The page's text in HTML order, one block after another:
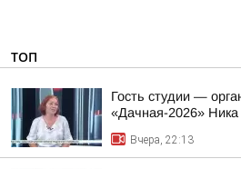
ТОП
Гость студии —
«Дачная-2026» Ника
Вчера, 22:13